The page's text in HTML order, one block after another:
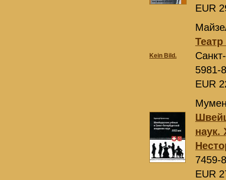
EUR
Kein Bild.
5981-
EUR
наук.
7459-8
EUR